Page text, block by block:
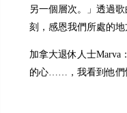
另一個層次。」透過
刻，感恩我們所處的地
加拿大退休人士Marva
的心…… ，我看到他